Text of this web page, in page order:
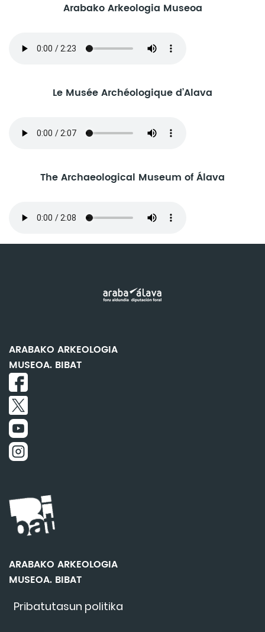
Arabako Arkeologia Museoa
Le Musée Archéologique d’Alava
The Archaeological Museum of Álava
Pribatutasun politika
ARABAKO ARKEOLOGIA
MUSEOA. BIBAT
ARABAKO ARKEOLOGIA
MUSEOA. BIBAT